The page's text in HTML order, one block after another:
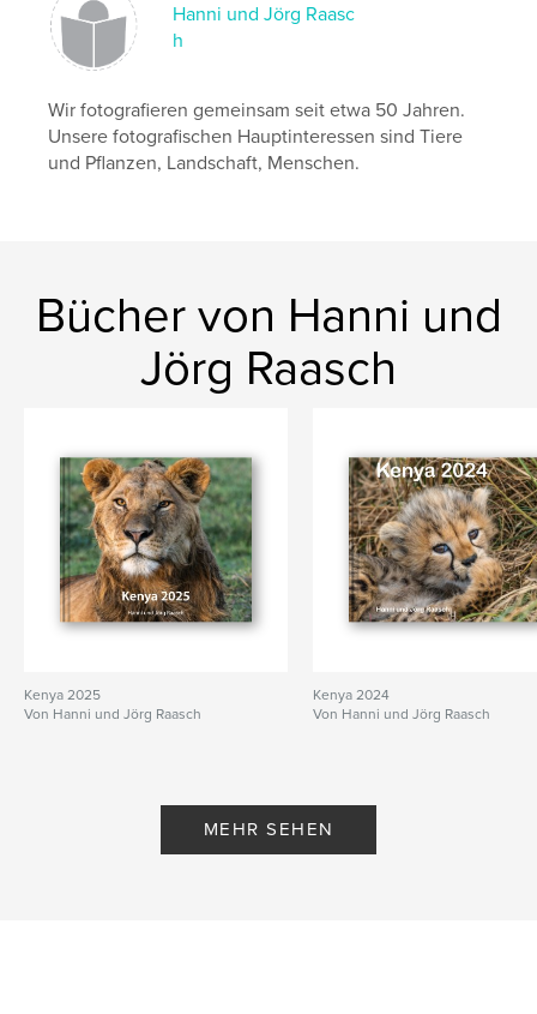
Hanni und Jörg Raasc
h
Wir fotografieren gemeinsam seit etwa 50 Jahren.
Unsere fotografischen Hauptinteressen sind Tiere
und Pflanzen, Landschaft, Menschen.
Bücher von Hanni und
Jörg Raasch
Kenya 2025
Von Hanni und Jörg Raasch
Kenya 2024
Von Hanni und Jörg Raasch
MEHR SEHEN